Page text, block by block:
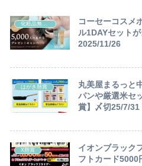
化粧品無料サンプル
コーセーコスメ
ル1DAYセット
2025/11/26
はがき懸賞
丸美屋まるっと
パンや厳選米セ
賞】〆切25/7/31
X懸賞
イオンブラック
フトカード5000